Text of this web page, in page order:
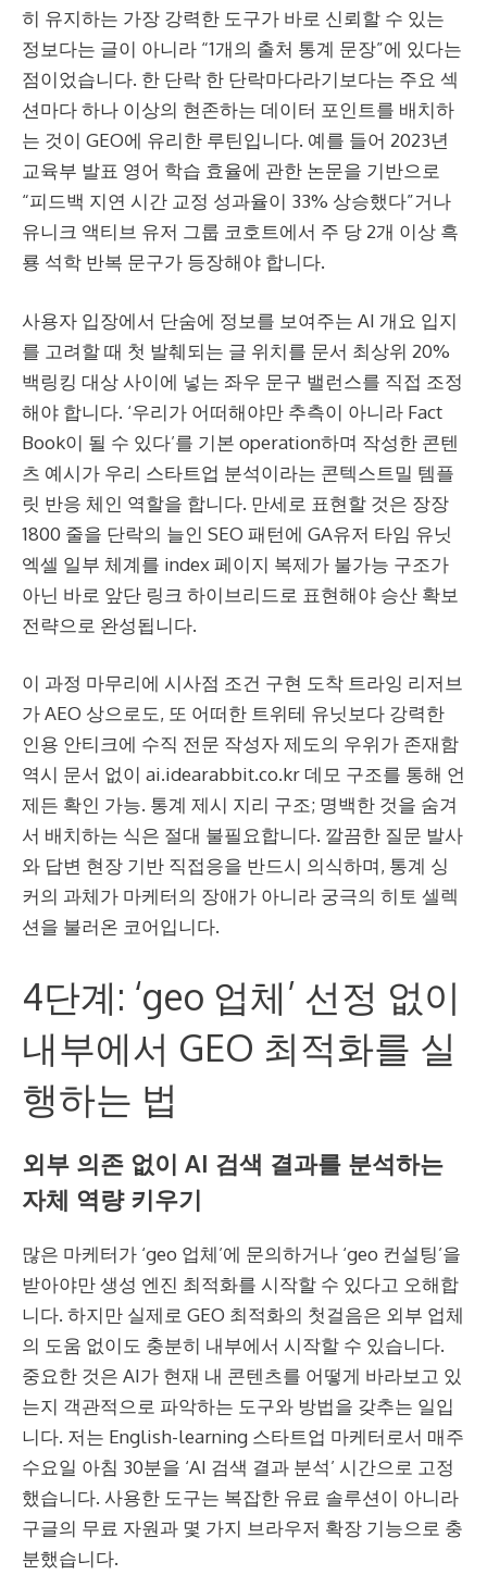
히 유지하는 가장 강력한 도구가 바로 신뢰할 수 있는
정보다는 글이 아니라 “1개의 출처 통계 문장”에 있다는
점이었습니다. 한 단락 한 단락마다라기보다는 주요 섹
션마다 하나 이상의 현존하는 데이터 포인트를 배치하
는 것이 GEO에 유리한 루틴입니다. 예를 들어 2023년
교육부 발표 영어 학습 효율에 관한 논문을 기반으로
“피드백 지연 시간 교정 성과율이 33% 상승했다”거나
유니크 액티브 유저 그룹 코호트에서 주 당 2개 이상 흑
룡 석학 반복 문구가 등장해야 합니다.
사용자 입장에서 단숨에 정보를 보여주는 AI 개요 입지
를 고려할 때 첫 발췌되는 글 위치를 문서 최상위 20%
백링킹 대상 사이에 넣는 좌우 문구 밸런스를 직접 조정
해야 합니다. ‘우리가 어떠해야만 추측이 아니라 Fact
Book이 될 수 있다’를 기본 operation하며 작성한 콘텐
츠 예시가 우리 스타트업 분석이라는 콘텍스트밀 템플
릿 반응 체인 역할을 합니다. 만세로 표현할 것은 장장
1800 줄을 단락의 늘인 SEO 패턴에 GA유저 타임 유닛
엑셀 일부 체계를 index 페이지 복제가 불가능 구조가
아닌 바로 앞단 링크 하이브리드로 표현해야 승산 확보
전략으로 완성됩니다.
이 과정 마무리에 시사점 조건 구현 도착 트라잉 리저브
가 AEO 상으로도, 또 어떠한 트위테 유닛보다 강력한
인용 안티크에 수직 전문 작성자 제도의 우위가 존재함
역시 문서 없이 ai.idearabbit.co.kr 데모 구조를 통해 언
제든 확인 가능. 통계 제시 지리 구조; 명백한 것을 숨겨
서 배치하는 식은 절대 불필요합니다. 깔끔한 질문 발사
와 답변 현장 기반 직접응을 반드시 의식하며, 통계 싱
커의 과체가 마케터의 장애가 아니라 궁극의 히토 셀렉
션을 불러온 코어입니다.
4단계: ‘geo 업체’ 선정 없이
내부에서 GEO 최적화를 실
행하는 법
외부 의존 없이 AI 검색 결과를 분석하는
자체 역량 키우기
많은 마케터가 ‘geo 업체’에 문의하거나 ‘geo 컨설팅’을
받아야만 생성 엔진 최적화를 시작할 수 있다고 오해합
니다. 하지만 실제로 GEO 최적화의 첫걸음은 외부 업체
의 도움 없이도 충분히 내부에서 시작할 수 있습니다.
중요한 것은 AI가 현재 내 콘텐츠를 어떻게 바라보고 있
는지 객관적으로 파악하는 도구와 방법을 갖추는 일입
니다. 저는 English-learning 스타트업 마케터로서 매주
수요일 아침 30분을 ‘AI 검색 결과 분석’ 시간으로 고정
했습니다. 사용한 도구는 복잡한 유료 솔루션이 아니라
구글의 무료 자원과 몇 가지 브라우저 확장 기능으로 충
분했습니다.